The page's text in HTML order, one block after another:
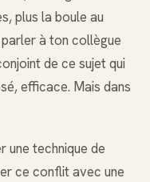
plus la boule au
à ton collègue
de ce sujet qui
efficace. Mais dans
une technique de
ce conflit avec une